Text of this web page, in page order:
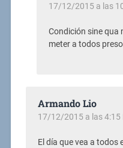
17/12/2015 a las
Condición sine qua
meter a todos
Armando Lio
17/12/2015 a las 4:15
El día que vea a todos